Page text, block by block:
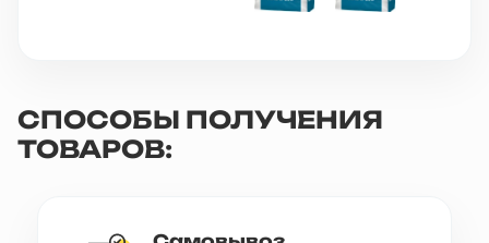
СПОСОБЫ ПОЛУЧЕНИЯ
ТОВАРОВ: